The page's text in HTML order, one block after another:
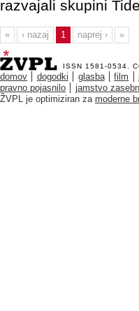
razvajali skupini Tide
« ‹ nazaj 1 naprej › »
ISSN 1581-0534.
domov dogodki glasba film
pravno pojasnilo
jamstvo
ŽVPL je optimiziran za moderne